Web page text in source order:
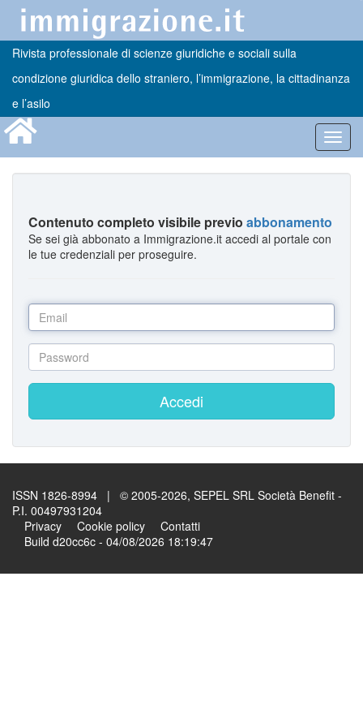
Rivista professionale di scienze giuridiche e sociali sulla
condizione giuridica dello straniero, l’immigrazione, la cittadinanza
e l’asilo
Contenuto completo visibile previo abbonamento
Se sei già abbonato a Immigrazione.it accedi al portale con
le tue credenziali per proseguire.
Accedi
ISSN 1826-8994 | © 2005-2026, SEPEL SRL Società Benefit -
P.I. 00497931204
Privacy
Cookie policy
Contatti
Build d20cc6c - 04/08/2026 18:19:47